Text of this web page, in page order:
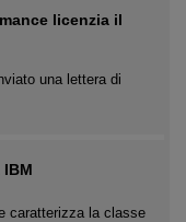
licenzia il
una lettera di
caratterizza la classe